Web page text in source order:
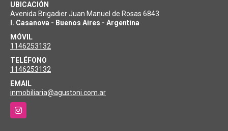
UBICACIÓN
Avenida Brigadier Juan Manuel de Rosas 6843
I. Casanova - Buenos Aires - Argentina
MÓVIL
1146253132
TELÉFONO
1146253132
EMAIL
inmobiliaria@agustoni.com.ar
Instagram